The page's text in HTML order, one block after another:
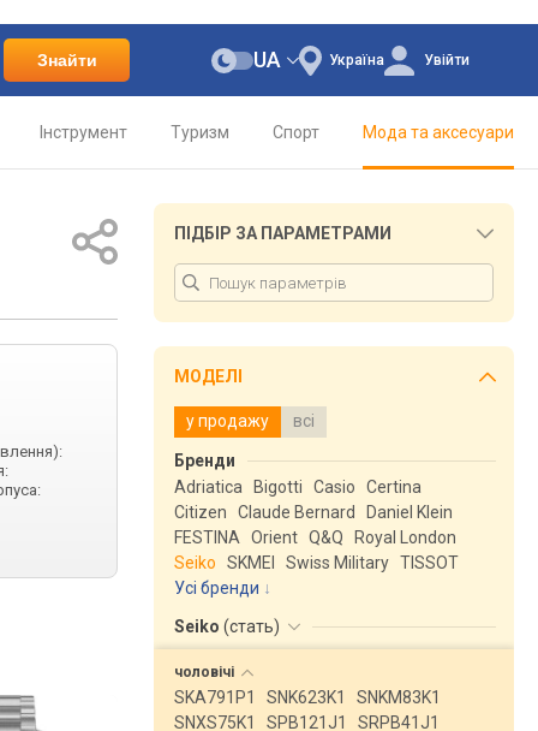
Знайти Україна
UA Увійти
Інструмент Туризм Спорт Мода та аксесуари
ПІДБІР ЗА ПАРАМЕТРАМИ
МОДЕЛІ
у продажу всі
Бренди
Adriatica
Bigotti Casio
Certina
Citizen
Claude Bernard
Daniel Klein
FESTINA
Orient Q&Q
Royal London
Seiko
SKMEI Swiss Military TISSOT
Усі бренди
Seiko (стать)
чоловічі
SKA791P1 SNK623K1
SNKM83K1
SNXS75K1
SPB121J1
SRPB41J1